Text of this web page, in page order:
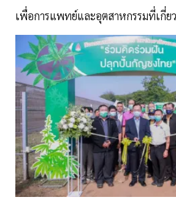
เพื่อการแพทย์และอุตสาหกรรมที่เกี่ย